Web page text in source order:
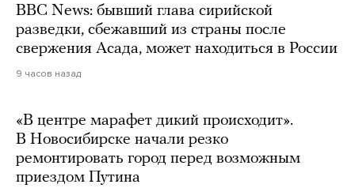
BBC News: бывший глава сирийской
разведки, сбежавший из страны после
свержения Асада, может находиться в России
9 часов назад
«В центре марафет дикий происходит».
В Новосибирске начали резко
ремонтировать город перед возможным
приездом Путина